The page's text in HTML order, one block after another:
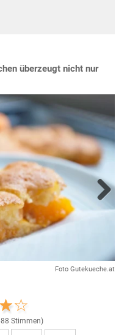
überzeugt nicht nur
Foto Gutekueche.at
Next
Stimmen)